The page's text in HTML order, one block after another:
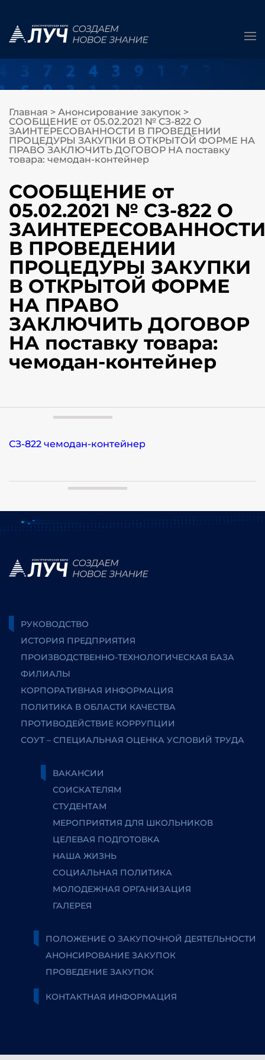
Главная > Анонсирование закупок >
СООБЩЕНИЕ от 05.02.2021 № СЗ-822 О
ЗАИНТЕРЕСОВАННОСТИ В ПРОВЕДЕНИИ
ПРОЦЕДУРЫ ЗАКУПКИ В ОТКРЫТОЙ ФОРМЕ НА
ПРАВО ЗАКЛЮЧИТЬ ДОГОВОР НА поставку
товара: чемодан-контейнер
СООБЩЕНИЕ от
05.02.2021 № СЗ-822 О
ЗАИНТЕРЕСОВАННОСТИ
В ПРОВЕДЕНИИ
ПРОЦЕДУРЫ ЗАКУПКИ
В ОТКРЫТОЙ ФОРМЕ
НА ПРАВО
ЗАКЛЮЧИТЬ ДОГОВОР
НА поставку товара:
чемодан-контейнер
СЗ-822 чемодан-контейнер
РУКОВОДСТВО
ИСТОРИЯ ПРЕДПРИЯТИЯ
ПРОИЗВОДСТВЕННО-ТЕХНОЛОГИЧЕСКАЯ БАЗА
ФИЛИАЛЫ
КОРПОРАТИВНАЯ ИНФОРМАЦИЯ
ПОЛИТИКА В ОБЛАСТИ КАЧЕСТВА
ПРОТИВОДЕЙСТВИЕ КОРРУПЦИИ
СОУТ – СПЕЦИАЛЬНАЯ ОЦЕНКА УСЛОВИЙ ТРУДА
ВАКАНСИИ
СОИСКАТЕЛЯМ
СТУДЕНТАМ
МЕРОПРИЯТИЯ ДЛЯ ШКОЛЬНИКОВ
ЦЕЛЕВАЯ ПОДГОТОВКА
НАША ЖИЗНЬ
СОЦИАЛЬНАЯ ПОЛИТИКА
МОЛОДЕЖНАЯ ОРГАНИЗАЦИЯ
ГАЛЕРЕЯ
ПОЛОЖЕНИЕ О ЗАКУПОЧНОЙ ДЕЯТЕЛЬНОСТИ
АНОНСИРОВАНИЕ ЗАКУПОК
ПРОВЕДЕНИЕ ЗАКУПОК
КОНТАКТНАЯ ИНФОРМАЦИЯ